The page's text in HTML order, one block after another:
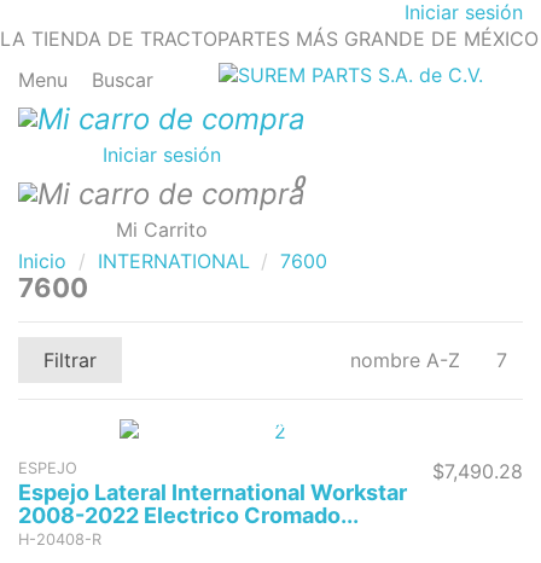
Iniciar sesión
LA TIENDA DE TRACTOPARTES MÁS GRANDE DE MÉXICO
Menu
Buscar
Iniciar sesión
0
Mi Carrito
Inicio
INTERNATIONAL 7600
7600
Filtrar nombre A-Z 7
Sin stock
ESPEJO
Espejo Lateral International Workstar
2008-2022 Electrico Cromado...
H-20408-R
$7,490.28